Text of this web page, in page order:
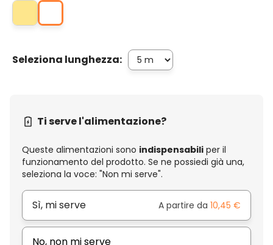
Seleziona lunghezza:
Ti serve l'alimentazione?
Queste alimentazioni sono indispensabili per il
funzionamento del prodotto. Se ne possiedi già una,
seleziona la voce: "Non mi serve".
Sì, mi serve A partire da 10,45 €
No, non mi serve